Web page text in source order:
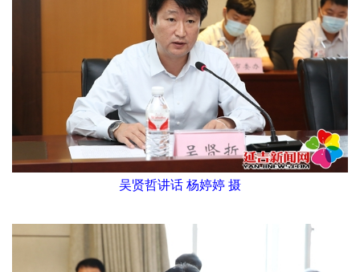
吴贤哲讲话 杨婷婷 摄